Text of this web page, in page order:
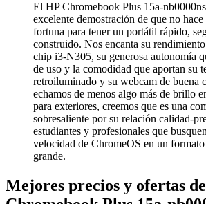
El HP Chromebook Plus 15a-
excelente demostración de que no hace
fortuna para tener un portátil rápido,
construido. Nos encanta su
chip i3-N305, su generosa autonomía
de uso y la comodidad que aportan su
retroiluminado y su webcam de buena
echamos de menos algo más de brillo
para exteriores, creemos que es una
sobresaliente por su relación calidad-
estudiantes y profesionales que
velocidad de ChromeOS en un formato
grande.
Mejores precios y ofertas